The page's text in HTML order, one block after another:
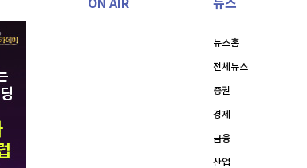
[모집-3기-] 돈버는 트레이딩 투자 북클럽
증
매매
ON AIR 뉴스
뉴스홈
전체뉴스
증권
경제
금융
산업